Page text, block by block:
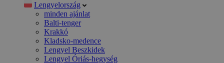
Lengyelország
minden ajánlat
Balti-tenger
Krakkó
Kladsko-medence
Lengyel Beszkidek
Lengyel Óriás-hegység